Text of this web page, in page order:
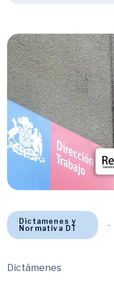
Dictamenes y
Normativa DT
Dictámenes